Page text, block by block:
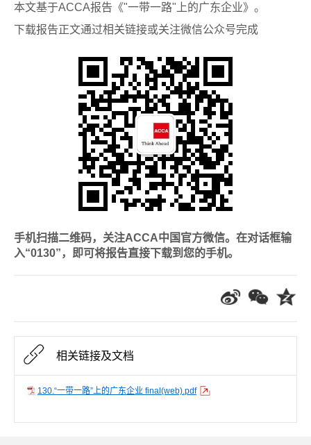
本文基于ACCA报告《"一带一路"上的广东企业》。
下载报告正文通过相关链接或关注微信公众号完成
手机扫描二维码，关注ACCA中国官方微信。在对话框输
入“0130”，即可将报告直接下载到您的手机。
相关链接及文档
130.“一带一路”上的广东企业 final(web).pdf